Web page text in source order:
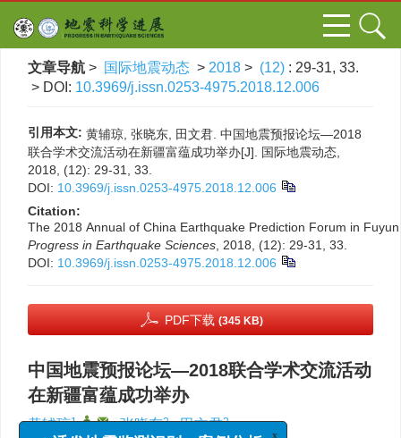
文章导航 > 国际地震动态 > 2018 > (12) : 29-31, 33.
> DOI: 10.3969/j.issn.0253-4975.2018.12.006
引用本文: 黄辅琼, 张晓东, 田文君. 中国地震预报论坛—2018
联合学术交流活动在新疆富蕴成功举办[J]. 国际地震动态,
2018, (12): 29-31, 33.
DOI: 10.3969/j.issn.0253-4975.2018.12.006
Citation:
The 2018 Annual of China Earthquake Prediction Forum in
Progress in Earthquake Sciences , 2018, (12): 29-31, 33.
DOI: 10.3969/j.issn.0253-4975.2018.12.006
PDF下载 (345 KB)
中国地震预报论坛—2018联合学术交流活动
在新疆富蕴成功举办
黄辅琼1, , , 张晓东2, 田文君2